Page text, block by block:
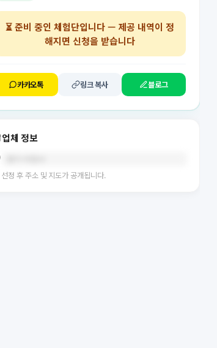
⏳준비 중인 체험단입니다 — 제공 내역이 정
해지면 신청을 받습니다
카카오톡 링크 복사 블로그
업체 정보
선정 후 주소 및 지도가 공개됩니다.